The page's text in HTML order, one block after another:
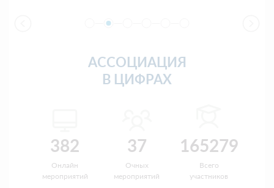
АССОЦИАЦИЯ
В ЦИФРАХ
382
Онлайн
мероприятий
37
Очных
мероприятий
165279
Всего
участников